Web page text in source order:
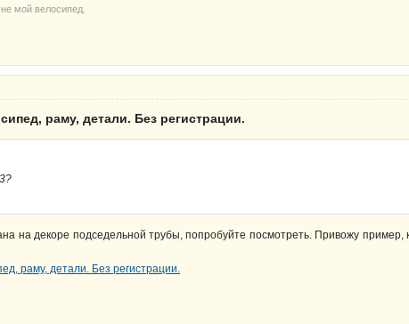
мой велосипед.
раму, детали. Без регистрации.
на декоре подседельной трубы, попробуйте посмотреть. Привожу пример,